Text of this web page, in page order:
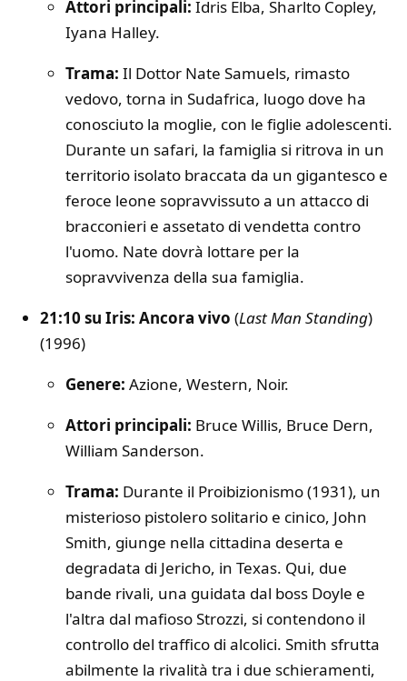
Attori principali: Idris Elba, Sharlto Copley,
Iyana Halley.
Trama: Il Dottor Nate Samuels, rimasto
vedovo, torna in Sudafrica, luogo dove ha
conosciuto la moglie, con le figlie adolescenti.
Durante un safari, la famiglia si ritrova in un
territorio isolato braccata da un gigantesco e
feroce leone sopravvissuto a un attacco di
bracconieri e assetato di vendetta contro
l'uomo. Nate dovrà lottare per la
sopravvivenza della sua famiglia.
21:10 su Iris: Ancora vivo (Last Man Standing)
(1996)
Genere: Azione, Western, Noir.
Attori principali: Bruce Willis, Bruce Dern,
William Sanderson.
Trama: Durante il Proibizionismo (1931), un
misterioso pistolero solitario e cinico, John
Smith, giunge nella cittadina deserta e
degradata di Jericho, in Texas. Qui, due
bande rivali, una guidata dal boss Doyle e
l'altra dal mafioso Strozzi, si contendono il
controllo del traffico di alcolici. Smith sfrutta
abilmente la rivalità tra i due schieramenti,